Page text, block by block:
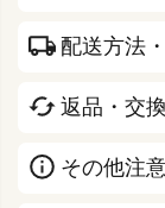
配送方法
返品・交
その他注